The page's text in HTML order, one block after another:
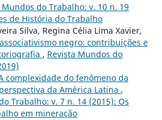
Mundos do Trabalho: v. 10 n. 19
de História do Trabalho
Silva, Regina Célia Lima Xavier,
negro: contribuições e
, Revista Mundos do
complexidade do fenômeno da
da América Latina ,
Trabalho: v. 7 n. 14 (2015): Os
em mineração